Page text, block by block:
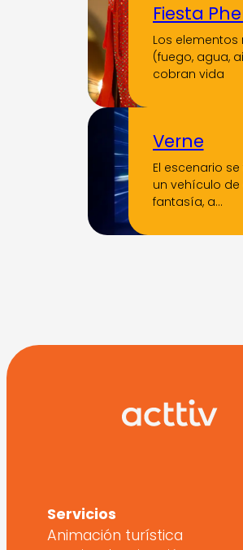
Fiesta
Los elementos
(fuego, agua,
cobran vida
Verne
El escenario
un vehículo
fantasía, a…
Servicios
Animación turística